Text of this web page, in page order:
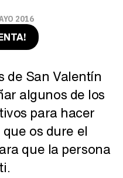
2016
de San Valentín
algunos de los
para hacer
os dure el
que la persona